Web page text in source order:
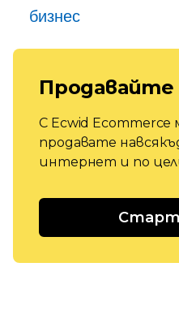
бизнес
Продавайте
С Ecwid
продавате
интернет и по